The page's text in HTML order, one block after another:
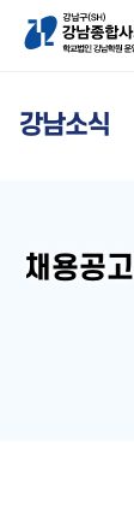
강남소식
채용공고